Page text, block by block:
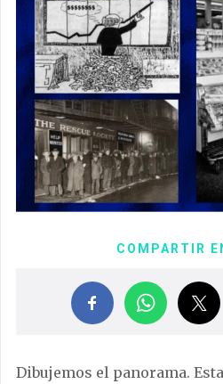
COMPARTIR
Dibujemos el panorama.